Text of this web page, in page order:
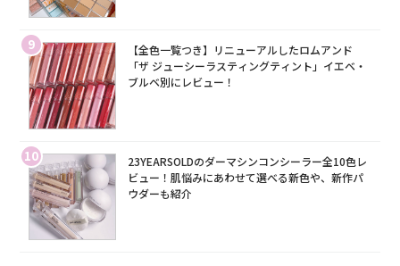
9
【全色一覧つき】リニューアルしたロムアンド
「ザ ジューシーラスティングティント」イエベ・
ブルベ別にレビュー！
10
23YEARSOLDのダーマシンコンシーラー全10色レ
ビュー！肌悩みにあわせて選べる新色や、新作パ
ウダーも紹介